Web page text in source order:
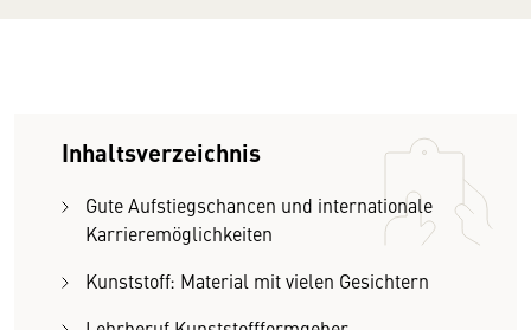
Inhaltsverzeichnis
Gute Aufstiegschancen und internationale
Karrieremöglichkeiten
Kunststoff: Material mit vielen Gesichtern